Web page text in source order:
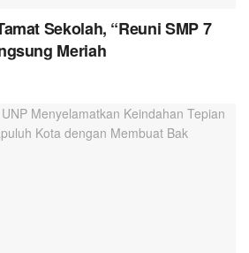
Sekolah, “Reuni SMP 7
Meriah